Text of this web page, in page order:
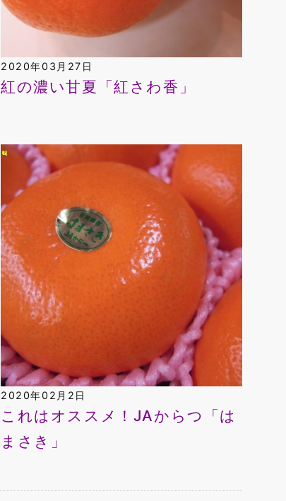
2020年03月27日
紅の濃い甘夏「紅さわ香」
2020年02月2日
これはオススメ！JAからつ「は
まさき」